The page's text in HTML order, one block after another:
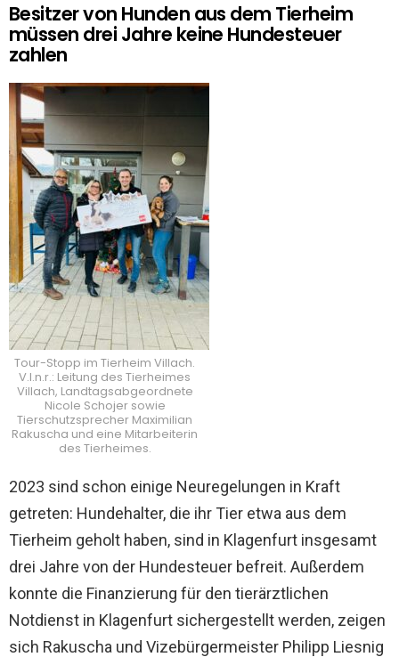
Besitzer von Hunden aus dem Tierheim
müssen drei Jahre keine Hundesteuer
zahlen
Tour-Stopp im Tierheim Villach.
V.l.n.r.: Leitung des Tierheimes
Villach, Landtagsabgeordnete
Nicole Schojer sowie
Tierschutzsprecher Maximilian
Rakuscha und eine Mitarbeiterin
des Tierheimes.
2023 sind schon einige Neuregelungen in Kraft
getreten: Hundehalter, die ihr Tier etwa aus dem
Tierheim geholt haben, sind in Klagenfurt insgesamt
drei Jahre von der Hundesteuer befreit. Außerdem
konnte die Finanzierung für den tierärztlichen
Notdienst in Klagenfurt sichergestellt werden, zeigen
sich Rakuscha und Vizebürgermeister Philipp Liesnig